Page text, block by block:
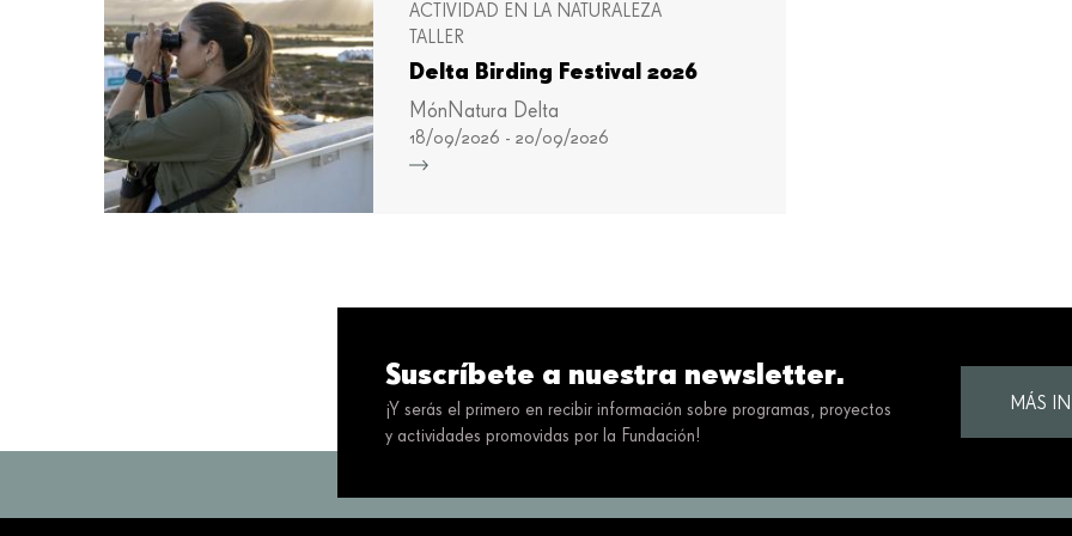
ACTIVIDAD EN LA NATURALEZA
TALLER
Delta Birding Festival 2026
MónNatura Delta
18/09/2026 - 20/09/2026
Suscríbete a nuestra newsletter.
¡Y serás el primero en recibir información sobre programas, proyectos
y actividades promovidas por la Fundación!
MÁS